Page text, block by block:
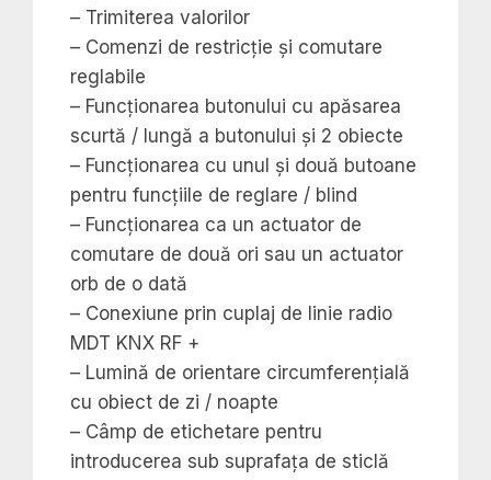
– Trimiterea valorilor
– Comenzi de restricție și comutare
reglabile
– Funcționarea butonului cu apăsarea
scurtă / lungă a butonului și 2 obiecte
– Funcționarea cu unul și două butoane
pentru funcțiile de reglare / blind
– Funcționarea ca un actuator de
comutare de două ori sau un actuator
orb de o dată
– Conexiune prin cuplaj de linie radio
MDT KNX RF +
– Lumină de orientare circumferențială
cu obiect de zi / noapte
– Câmp de etichetare pentru
introducerea sub suprafața de sticlă